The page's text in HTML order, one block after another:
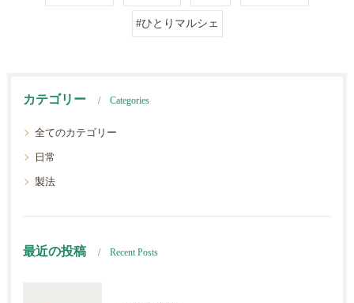
#ひとりマルシェ
カテゴリー Categories
全てのカテゴリー
日常
製法
最近の投稿 Recent Posts